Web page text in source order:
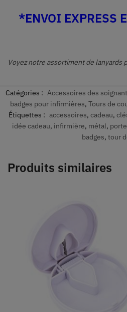
*ENVOI EXPRESS
Voyez notre assortiment de lanyards
Catégories : Accessoires des
badges pour infirmières, Tours de
Étiquettes : accessoires, cadeau,
idée cadeau, infirmière, métal,
badges, tour
Produits similaires